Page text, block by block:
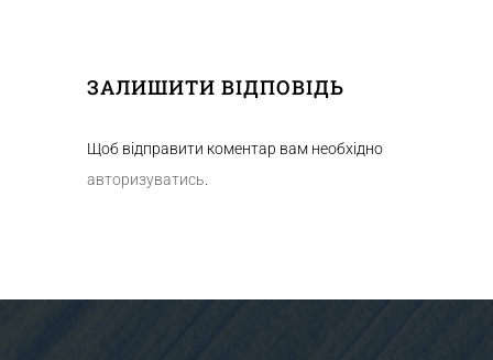
ЗАЛИШИТИ ВІДПОВІДЬ
Щоб відправити коментар вам необхідно
авторизуватись